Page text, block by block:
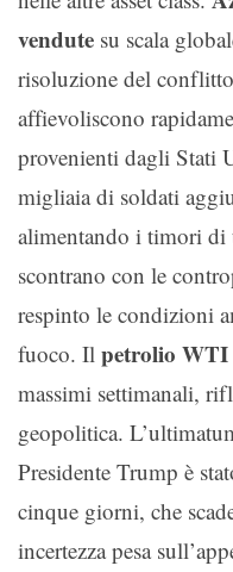
vendute su scala
risoluzione del
affievoliscono
provenienti dagli Stati
migliaia di soldati
alimentando i timori di
scontrano con le
respinto le condizioni
fuoco. Il petrolio WTI
massimi settimanali,
geopolitica.
Presidente Trump è
cinque giorni, che
incertezza pesa